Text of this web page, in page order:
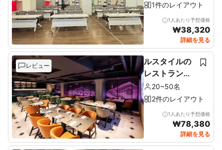
1件のレイアウト
1人あたり予想価格
₩38,320
詳細を見る
レビュー
ルスタイルの
レストラン＆
ルーフトップ
20~50名
2件のレイアウト
1人あたり予想価格
₩78,380
詳細を見る